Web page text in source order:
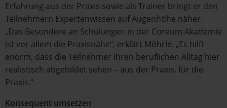
Erfahrung aus der Praxis sowie als Trainer bringt er den
Teilnehmern Expertenwissen auf Augenhöhe näher.
„Das Besondere an Schulungen in der Coreum Akademie
ist vor allem die Praxisnähe“, erklärt Möhrle. „Es hilft
enorm, dass die Teilnehmer ihren beruflichen Alltag hier
realistisch abgebildet sehen – aus der Praxis, für die
Praxis.“
Konsequent umsetzen